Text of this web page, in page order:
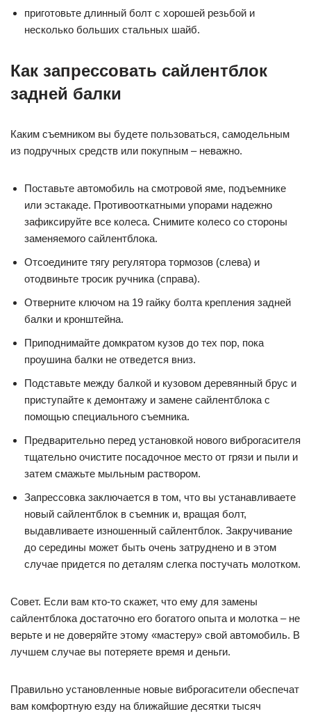
приготовьте длинный болт с хорошей резьбой и
несколько больших стальных шайб.
Как запрессовать сайлентблок
задней балки
Каким съемником вы будете пользоваться, самодельным
из подручных средств или покупным – неважно.
Поставьте автомобиль на смотровой яме, подъемнике
или эстакаде. Противооткатными упорами надежно
зафиксируйте все колеса. Снимите колесо со стороны
заменяемого сайлентблока.
Отсоедините тягу регулятора тормозов (слева) и
отодвиньте тросик ручника (справа).
Отверните ключом на 19 гайку болта крепления задней
балки и кронштейна.
Приподнимайте домкратом кузов до тех пор, пока
проушина балки не отведется вниз.
Подставьте между балкой и кузовом деревянный брус и
приступайте к демонтажу и замене сайлентблока с
помощью специального съемника.
Предварительно перед установкой нового виброгасителя
тщательно очистите посадочное место от грязи и пыли и
затем смажьте мыльным раствором.
Запрессовка заключается в том, что вы устанавливаете
новый сайлентблок в съемник и, вращая болт,
выдавливаете изношенный сайлентблок. Закручивание
до середины может быть очень затруднено и в этом
случае придется по деталям слегка постучать молотком.
Совет. Если вам кто-то скажет, что ему для замены
сайлентблока достаточно его богатого опыта и молотка – не
верьте и не доверяйте этому «мастеру» свой автомобиль. В
лучшем случае вы потеряете время и деньги.
Правильно установленные новые виброгасители обеспечат
вам комфортную езду на ближайшие десятки тысяч